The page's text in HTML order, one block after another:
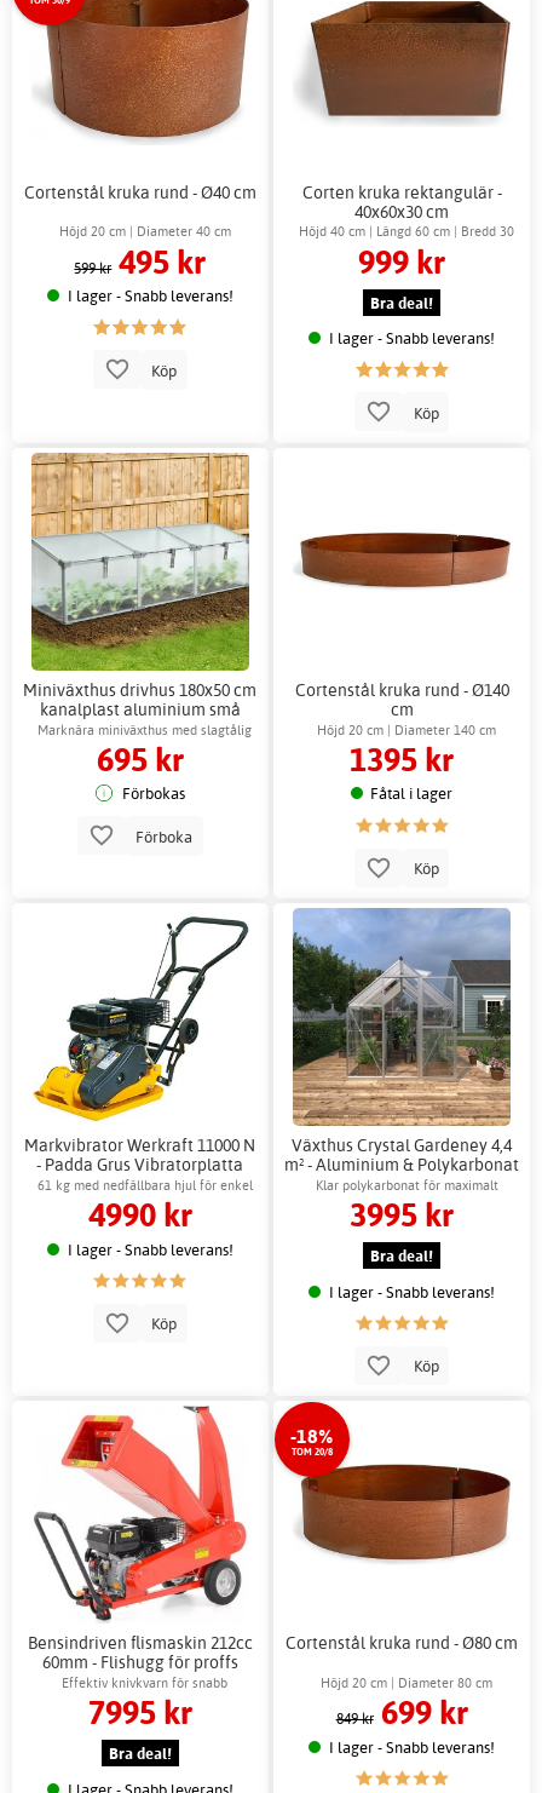
Cortenstål kruka rund - Ø40 cm
Höjd 20 cm | Diameter 40 cm
599 kr 495 kr
I lager - Snabb leverans!
Köp
Corten kruka rektangulär -
40x60x30 cm
Höjd 40 cm | Längd 60 cm | Bredd 30
cm
999 kr
Bra deal!
I lager - Snabb leverans!
Köp
Miniväxthus drivhus 180x50 cm
kanalplast aluminium små
växthus
Marknära miniväxthus med slagtålig
kanalplast
695 kr
Förbokas
Förboka
Cortenstål kruka rund - Ø140
cm
Höjd 20 cm | Diameter 140 cm
1395 kr
Fåtal i lager
Köp
Markvibrator Werkraft 11000 N
- Padda Grus Vibratorplatta
Stål
61 kg med nedfällbara hjul för enkel
transport
4990 kr
I lager - Snabb leverans!
Köp
Växthus Crystal Gardeney 4,4
m² - Aluminium & Polykarbonat
Klar polykarbonat för maximalt
ljusinsläpp
3995 kr
Bra deal!
I lager - Snabb leverans!
Köp
Bensindriven flismaskin 212cc
60mm - Flishugg för proffs
Effektiv knivkvarn för snabb
kompostering
7995 kr
Bra deal!
I lager - Snabb leverans!
-18%
TOM 20/8
Cortenstål kruka rund - Ø80 cm
Höjd 20 cm | Diameter 80 cm
849 kr 699 kr
I lager - Snabb leverans!